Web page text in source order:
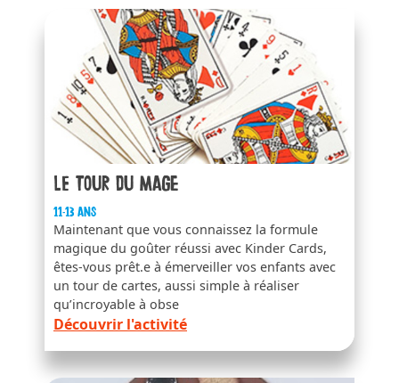
Le tour du mage
11-13 ans
Maintenant que vous connaissez la formule
magique du goûter réussi avec Kinder Cards,
êtes-vous prêt.e à émerveiller vos enfants avec
un tour de cartes, aussi simple à réaliser
qu’incroyable à obse
Découvrir l'activité